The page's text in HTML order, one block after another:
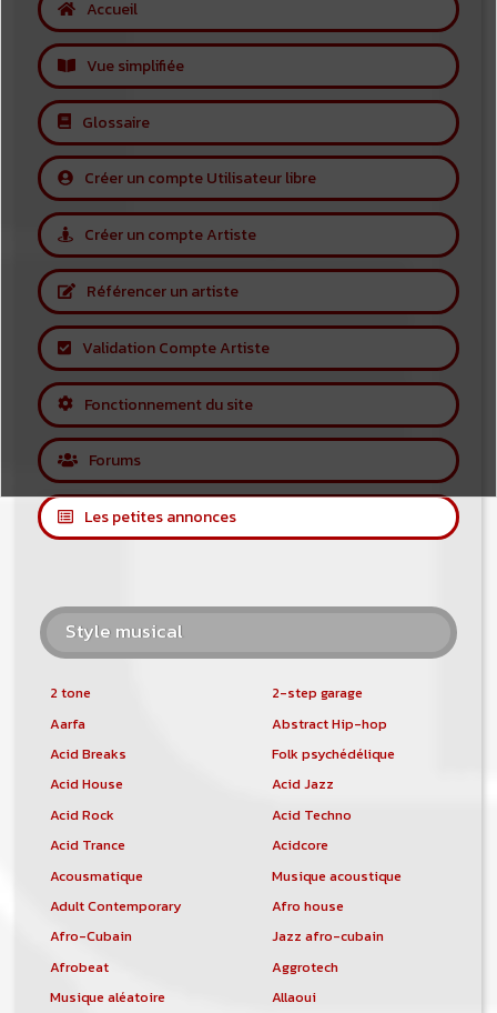
Accueil
Vue simplifiée
Glossaire
Créer un compte Utilisateur libre
Créer un compte Artiste
Référencer un artiste
Validation Compte Artiste
Fonctionnement du site
Forums
Les petites annonces
Style musical
2 tone
2-step garage
Aarfa
Abstract Hip-hop
Acid Breaks
Folk psychédélique
Acid House
Acid Jazz
Acid Rock
Acid Techno
Acid Trance
Acidcore
Acousmatique
Musique acoustique
Adult Contemporary
Afro house
Afro-Cubain
Jazz afro-cubain
Afrobeat
Aggrotech
Musique aléatoire
Allaoui